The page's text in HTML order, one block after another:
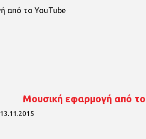
Μουσική εφαρμογή από
13.11.2015